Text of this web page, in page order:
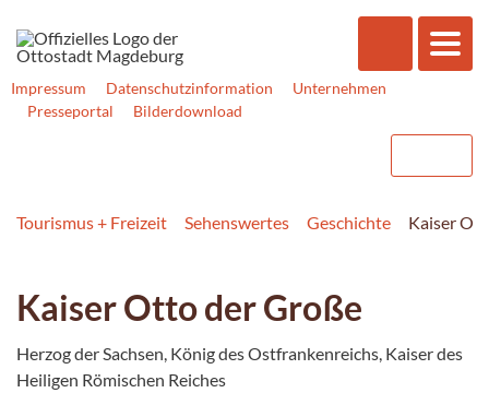
Impressum Datenschutzinformation
Unternehmen
Presseportal
Bilderdownload
Tourismus + Freizeit Sehenswertes Geschichte Kaiser
Kaiser Otto der Große
Herzog der Sachsen, König des Ostfrankenreichs, Kaiser des
Heiligen Römischen Reiches